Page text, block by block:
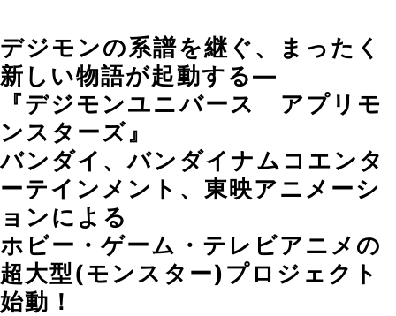
デジモンの系譜を継ぐ、まったく
新しい物語が起動する―
『デジモンユニバース アプリモ
ンスターズ』
バンダイ、バンダイナムコエンタ
ーテインメント、東映アニメーシ
ョンによる
ホビー・ゲーム・テレビアニメの
超大型(モンスター)プロジェクト
始動！